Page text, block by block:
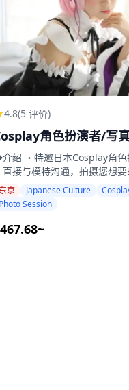
4.8(5 评价)
角色扮演者/写
绍 ・特邀日本Cosplay角色
直接与模特沟通，拍摄您想
于您的独家模特摄影会！ ・
心设备或摄影知识！ ・将有翻
边的室内摄影棚举行。 提供
东京 Japanese Culture
Photo Session